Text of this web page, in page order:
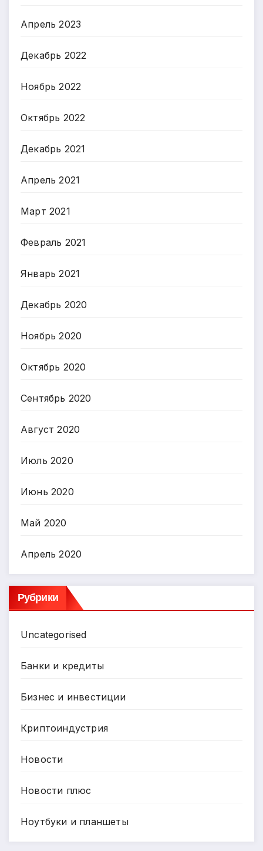
Апрель 2023
Декабрь 2022
Ноябрь 2022
Октябрь 2022
Декабрь 2021
Апрель 2021
Март 2021
Февраль 2021
Январь 2021
Декабрь 2020
Ноябрь 2020
Октябрь 2020
Сентябрь 2020
Август 2020
Июль 2020
Июнь 2020
Май 2020
Апрель 2020
Рубрики
Uncategorised
Банки и кредиты
Бизнес и инвестиции
Криптоиндустрия
Новости
Новости плюс
Ноутбуки и планшеты